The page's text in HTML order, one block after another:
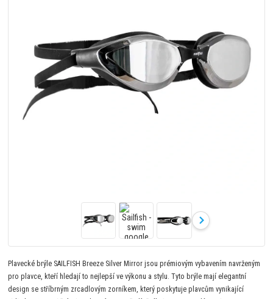
Plavecké brýle SAILFISH Breeze Silver Mirror jsou prémiovým vybavením navrženým
pro plavce, kteří hledají to nejlepší ve výkonu a stylu. Tyto brýle mají elegantní
design se stříbrným zrcadlovým zorníkem, který poskytuje plavcům vynikající